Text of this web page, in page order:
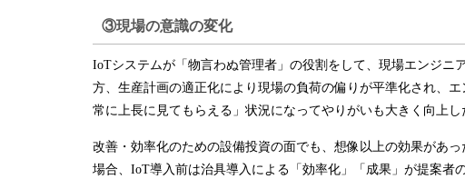
③現場の意識の変化
IoTシステムが「物言わぬ管理者」の役割をして、現場エンジ
方、生産計画の適正化により現場の負荷の偏りが平準化され、
常に上長に見てもらえる」状況になってやりがいも大きく向上し
改善・効率化のための設備投資の面でも、想像以上の効果があ
場合、IoT導入前は治具導入による「効率化」「成果」が提案